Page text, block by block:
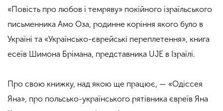
«Повість про любов і темряву» покійного ізраїльського
письменника Амо Оза, родинне коріння якого було в
Україні та «Українсько-єврейські переплетення», книга
есеїв Шимона Брімана, представника UJE в Ізраїлі.
Про свою книжку, над якою ще працює, — «Одіссея
Яна», про польсько-українського рятівника євреїв Яна